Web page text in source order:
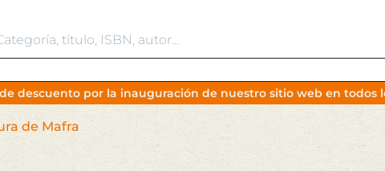
de descuento por la inauguración de nuestro sitio web en todos
de Mafra